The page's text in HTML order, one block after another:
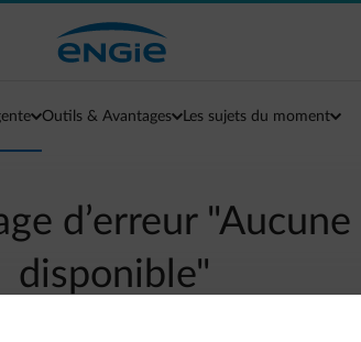
Outils & Avantages Les sujets du moment
d’erreur
disponible"